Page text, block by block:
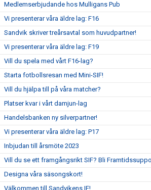
Medlemserbjudande hos Mulligans Pub
Vi presenterar våra äldre lag: F16
Sandvik skriver treårsavtal som huvudpartner!
Vi presenterar våra äldre lag: F19
Vill du spela med vårt F16-lag?
Starta fotbollsresan med Mini-SIF!
Vill du hjälpa till på våra matcher?
Platser kvar i vårt damjun-lag
Handelsbanken ny silverpartner!
Vi presenterar våra äldre lag: P17
Inbjudan till årsmöte 2023
Vill du se ett framgångsrikt SIF? Bli
Designa våra säsongskort!
Välkommen till Sandvikens IF!